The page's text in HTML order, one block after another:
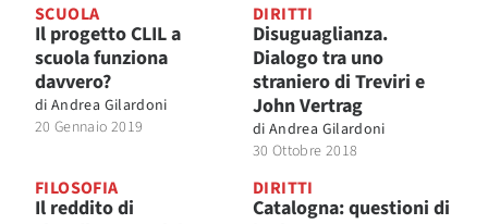
SCUOLA
Il progetto CLIL a
scuola funziona
davvero?
di Andrea Gilardoni
20 Gennaio 2019
DIRITTI
Disuguaglianza.
Dialogo tra uno
straniero di Treviri e
John Vertrag
di Andrea Gilardoni
30 Ottobre 2018
FILOSOFIA
Il reddito di
DIRITTI
Catalogna: questioni di